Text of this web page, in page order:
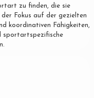
zu finden, die sie
Fokus auf der gezielten
koordinativen Fähigkeiten,
sportartspezifische